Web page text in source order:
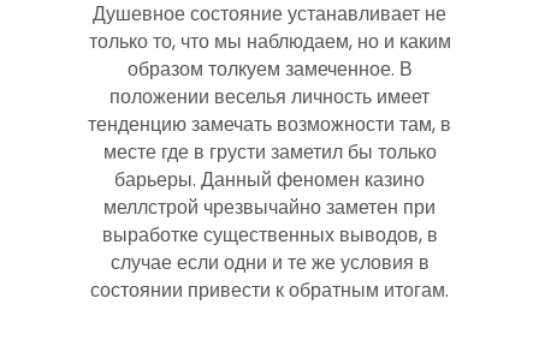
Душевное состояние устанавливает не
только то, что мы наблюдаем, но и каким
образом толкуем замеченное. В
положении веселья личность имеет
тенденцию замечать возможности там, в
месте где в грусти заметил бы только
барьеры. Данный феномен казино
меллстрой чрезвычайно заметен при
выработке существенных выводов, в
случае если одни и те же условия в
состоянии привести к обратным итогам.